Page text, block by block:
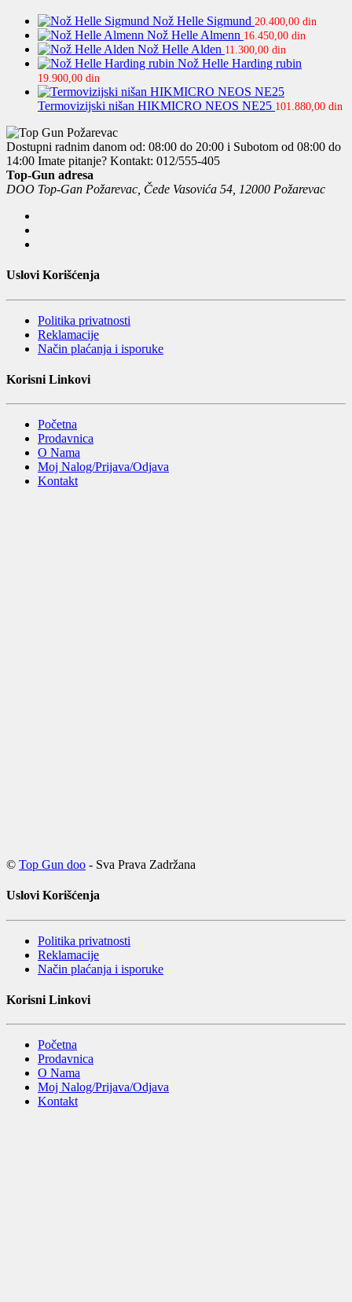
Nož Helle Sigmund 20.400,00 din
Nož Helle Almenn 16.450,00 din
Nož Helle Alden 11.300,00 din
Nož Helle Harding rubin
19.900,00 din
Termovizijski nišan HIKMICRO NEOS NE25 101.880,00 din
Dostupni radnim danom od: 08:00 do 20:00 i Subotom od 08:00 do
14:00 Imate pitanje? Kontakt: 012/555-405
Top-Gun adresa
DOO Top-Gan Požarevac, Čede Vasovića 54, 12000 Požarevac
Uslovi Korišćenja
Politika privatnosti
Reklamacije
Način plaćanja i isporuke
Korisni Linkovi
Početna
Prodavnica
O Nama
Moj Nalog/Prijava/Odjava
Kontakt
© Top Gun doo - Sva Prava Zadržana
Uslovi Korišćenja
Politika privatnosti
Reklamacije
Način plaćanja i isporuke
Korisni Linkovi
Početna
Prodavnica
O Nama
Moj Nalog/Prijava/Odjava
Kontakt